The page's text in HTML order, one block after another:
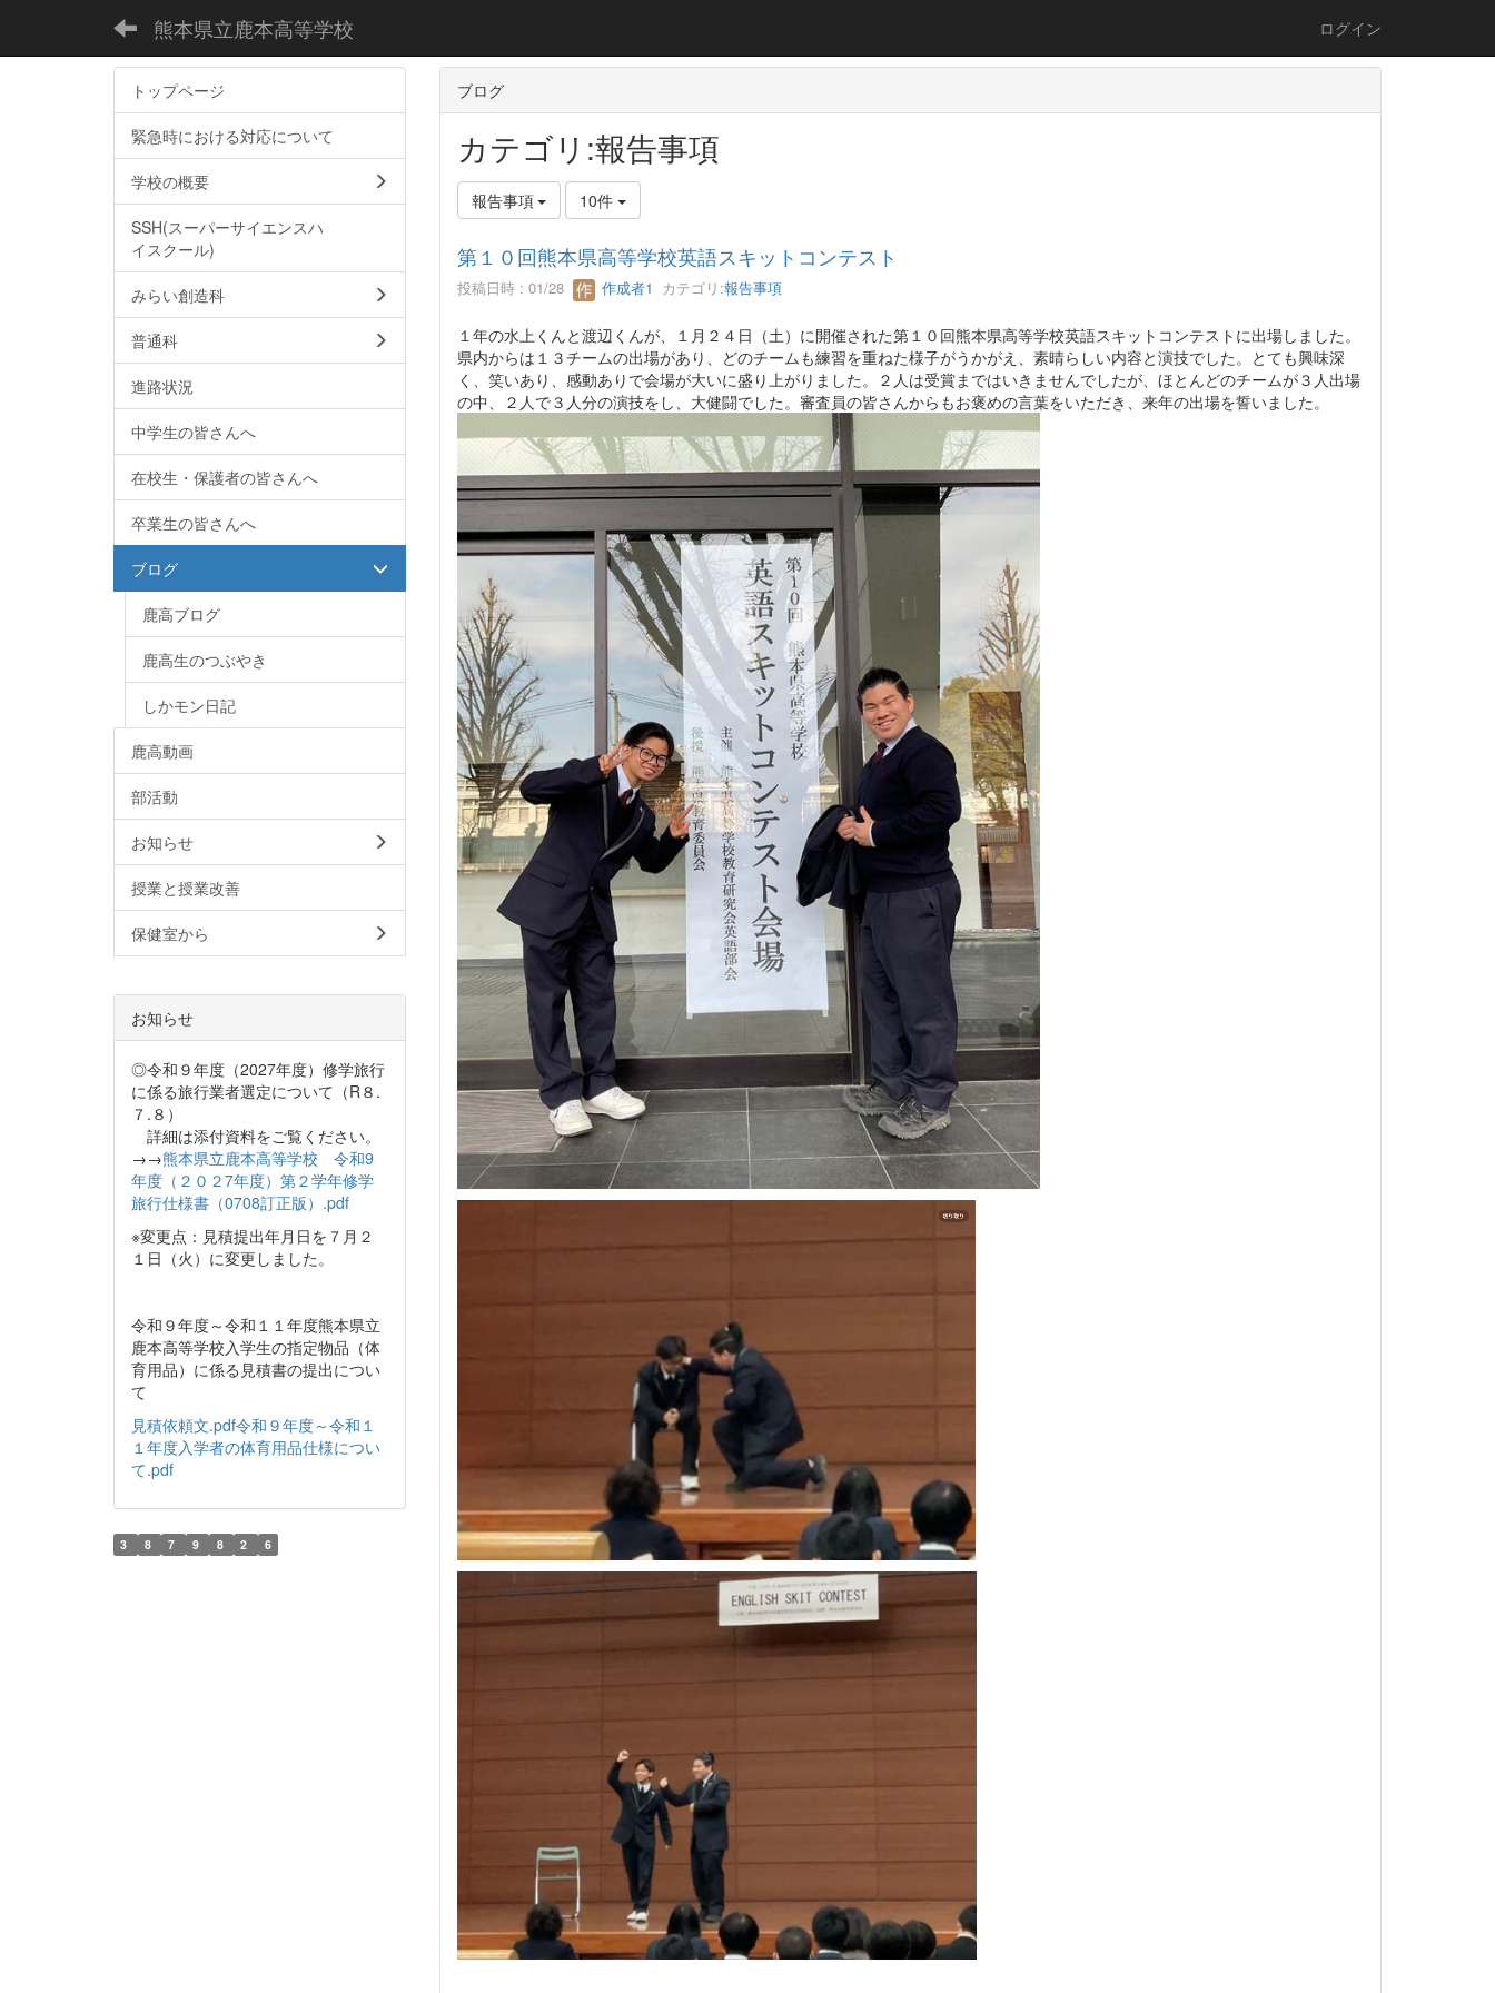
熊本県立鹿本高等学校 ログイン
ブログ
カテゴリ:報告事項
報告事項 10件
第１０回熊本県高等学校英語スキットコンテスト
投稿日時 : 01/28 作成者1 カテゴリ:報告事項
１年の水上くんと渡辺くんが、１月２４日（土）に開催された第１０回熊本県高等学校英語スキットコンテストに出場しました。
県内からは１３チームの出場があり、どのチームも練習を重ねた様子がうかがえ、素晴らしい内容と演技でした。とても興味深
く、笑いあり、感動ありで会場が大いに盛り上がりました。２人は受賞まではいきませんでしたが、ほとんどのチームが３人出場
の中、２人で３人分の演技をし、大健闘でした。審査員の皆さんからもお褒めの言葉をいただき、来年の出場を誓いました。
トップページ
緊急時における対応について
学校の概要
SSH(スーパーサイエンスハ
イスクール)
みらい創造科
普通科
進路状況
中学生の皆さんへ
在校生・保護者の皆さんへ
卒業生の皆さんへ
ブログ
鹿高ブログ
鹿高生のつぶやき
しかモン日記
鹿高動画
部活動
お知らせ
授業と授業改善
保健室から
お知らせ
◎令和９年度（2027年度）修学旅行
に係る旅行業者選定について（R８.
７.８）
詳細は添付資料をご覧ください。
→→熊本県立鹿本高等学校 令和9
年度（２０２7年度）第２学年修学
旅行仕様書（0708訂正版）.pdf
※変更点：見積提出年月日を７月２
１日（火）に変更しました。
令和９年度～令和１１年度熊本県立
鹿本高等学校入学生の指定物品（体
育用品）に係る見積書の提出につい
て
見積依頼文.pdf令和９年度～令和１
１年度入学者の体育用品仕様につい
て.pdf
3 8 7 9 8 2 6